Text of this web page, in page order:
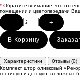
* Обратите внимание, что
помещении и цветопередачи
- +
В Корзину
Характеристики Отзывы (0)
Комплект штор оливковый
гостиную и детскую, в сложных